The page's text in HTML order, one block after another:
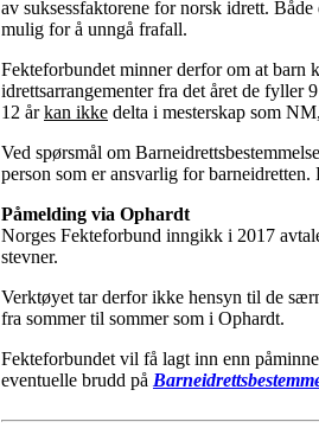
av suksessfaktorene for norsk idrett.
mulig for å unngå frafall.
Fekteforbundet minner derfor om at barn
idrettsarrangementer fra det året de fyller
12 årkan ikke delta i mesterskap som
Ved spørsmål om
person som er ansvarlig for barneidretten.
Påmelding via Ophardt
Norges Fekteforbund inngikk i 2017
stevner.
Verktøyet tar derfor ikke hensyn til de
fra sommer til sommer som i Ophardt.
Fekteforbundet vil få lagt inn enn
eventuelle brudd på